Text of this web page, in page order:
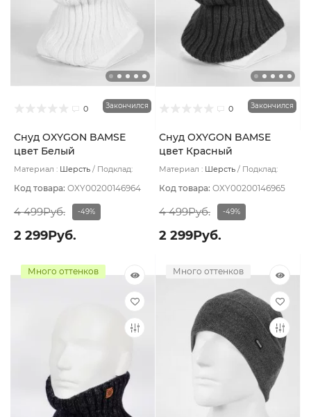
0 Закончился
Снуд OXYGON BAMSE
цвет Белый
Материал : Шерсть
Подклад:
Код товара: OXY00200146964
4 499Руб. -49%
2 299Руб.
0 Закончился
Снуд OXYGON BAMSE
цвет Красный
Материал : Шерсть
Подклад:
Код товара: OXY00200146965
4 499Руб. -49%
2 299Руб.
Много оттенков Много оттенков